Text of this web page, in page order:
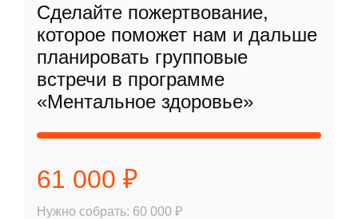
Сделайте пожертвование,
которое поможет нам и дальше
планировать групповые
встречи в программе
«Ментальное здоровье»
61 000 ₽
Нужно собрать: 60 000 ₽